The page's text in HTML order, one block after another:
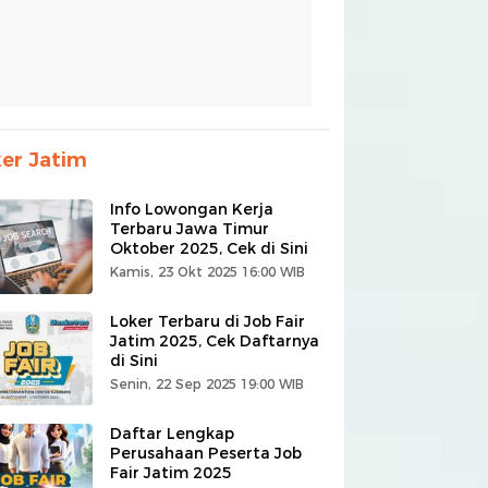
Jatim
Info Lowongan Kerja
Terbaru Jawa Timur
Oktober 2025, Cek di Sini
Kamis, 23 Okt 2025 16:00 WIB
Loker Terbaru di Job Fair
Jatim 2025, Cek Daftarnya
di Sini
Senin, 22 Sep 2025 19:00 WIB
Daftar Lengkap
Perusahaan Peserta Job
Fair Jatim 2025